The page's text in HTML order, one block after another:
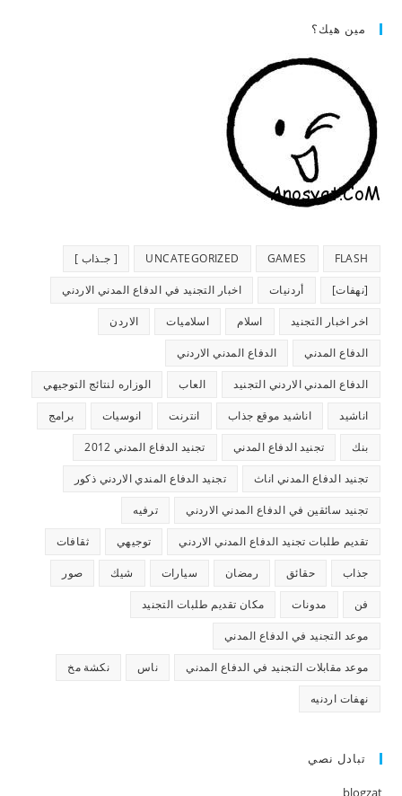
مين هيك؟
FLASH
GAMES
UNCATEGORIZED [ جـذاب ]
[نهفات] أردنيات اخبار التجنيد في الدفاع المدني الاردني
اخر اخبار التجنيد اسلام اسلاميات الاردن
الدفاع المدني الدفاع المدني الاردني
الدفاع المدني الاردني التجنيد العاب الوزاره لنتائج التوجيهي
اناشيد اناشيد موقع جذاب انترنت انوسيات برامج
بنك تجنيد الدفاع المدني تجنيد الدفاع المدني 2012
تجنيد الدفاع المدني اناث تجنيد الدفاع المندي الاردني ذكور
تجنيد سائقين في الدفاع المدني الاردني ترفيه
تقديم طلبات تجنيد الدفاع المدني الاردني توجيهي ثقافات
جذاب حقائق رمضان سيارات شيك صور
فن مدونات مكان تقديم طلبات التجنيد
موعد التجنيد في الدفاع المدني
موعد مقابلات التجنيد في الدفاع المدني ناس نكشة مخ
نهفات اردنيه
تبادل نصي